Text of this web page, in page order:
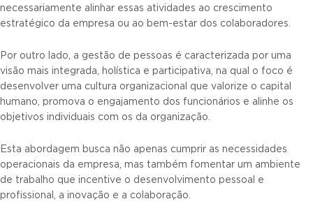
necessariamente alinhar essas atividades ao crescimento
estratégico da empresa ou ao bem-estar dos colaboradores.
Por outro lado, a gestão de pessoas é caracterizada por uma
visão mais integrada, holística e participativa, na qual o foco é
desenvolver uma cultura organizacional que valorize o capital
humano, promova o engajamento dos funcionários e alinhe os
objetivos individuais com os da organização.
Esta abordagem busca não apenas cumprir as necessidades
operacionais da empresa, mas também fomentar um ambiente
de trabalho que incentive o desenvolvimento pessoal e
profissional, a inovação e a colaboração.